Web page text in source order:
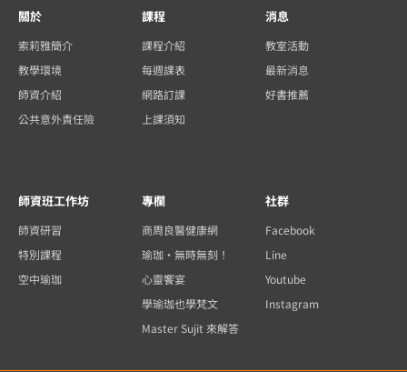
關於
索莉雅簡介
教學環境
師資介紹
公共意外責任險
課程
課程介紹
每週課表
網路訂課
上課須知
消息
教室活動
最新消息
好書推薦
師資班工作坊
師資研習
特別課程
空中瑜珈
專欄
商周良醫健康網
瑜珈・無時無刻！
心靈饗宴
學瑜珈也學梵文
Master Sujit 來解答
社群
Facebook
Line
Youtube
Instagram